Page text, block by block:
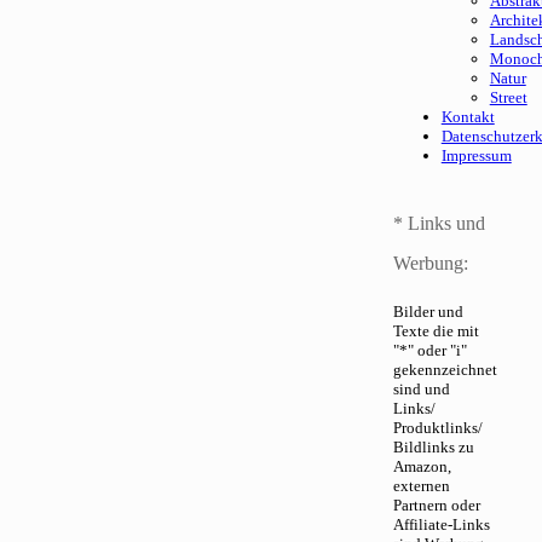
Natur
Street
Kontakt
Impressum
* Links und
Werbung:
Bilder und
Texte die mit
"*" oder "i"
gekennzeichnet
sind und
Links/
Produktlinks/
Bildlinks zu
Amazon,
externen
Partnern oder
Affiliate-Links